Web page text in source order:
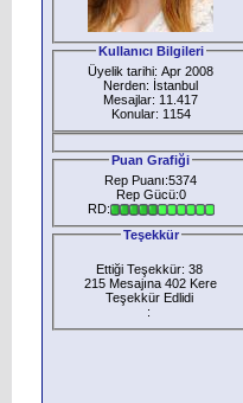
Kullanıcı Bilgileri
Üyelik tarihi: Apr 2008
Nerden: İstanbul
Mesajlar: 11.417
Konular: 1154
Puan Grafiği
Rep Puanı:5374
Rep Gücü:0
RD:
Teşekkür
Ettiği Teşekkür: 38
215 Mesajına 402 Kere
Teşekkür Edlidi
: